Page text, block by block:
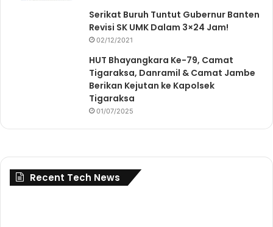
Serikat Buruh Tuntut Gubernur Banten
Revisi SK UMK Dalam 3×24 Jam!
02/12/2021
HUT Bhayangkara Ke-79, Camat
Tigaraksa, Danramil & Camat Jambe
Berikan Kejutan ke Kapolsek
Tigaraksa
01/07/2025
Recent Tech News